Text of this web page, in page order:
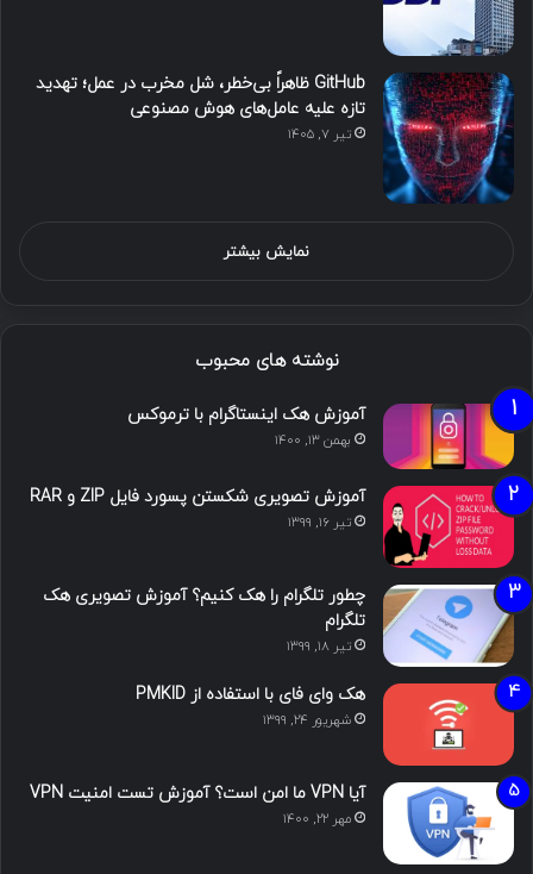
GitHub ظاهراً بی‌خطر، شل مخرب در عمل؛ تهدید
تازه علیه عامل‌های هوش مصنوعی
تیر ۷, ۱۴۰۵
نمایش بیشتر
نوشته های محبوب
آموزش هک اینستاگرام با ترموکس
بهمن ۱۳, ۱۴۰۰
آموزش تصویری شکستن پسورد فایل ZIP و RAR
تیر ۱۶, ۱۳۹۹
چطور تلگرام را هک کنیم؟ آموزش تصویری هک
تلگرام
تیر ۱۸, ۱۳۹۹
هک وای فای با استفاده از PMKID
شهریور ۲۴, ۱۳۹۹
آیا VPN ما امن است؟ آموزش تست امنیت VPN
مهر ۲۲, ۱۴۰۰